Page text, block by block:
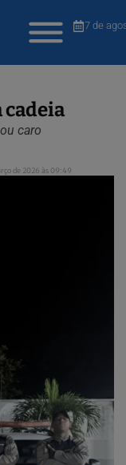
7 de
cadeia
caro
de 2026 às 09:49